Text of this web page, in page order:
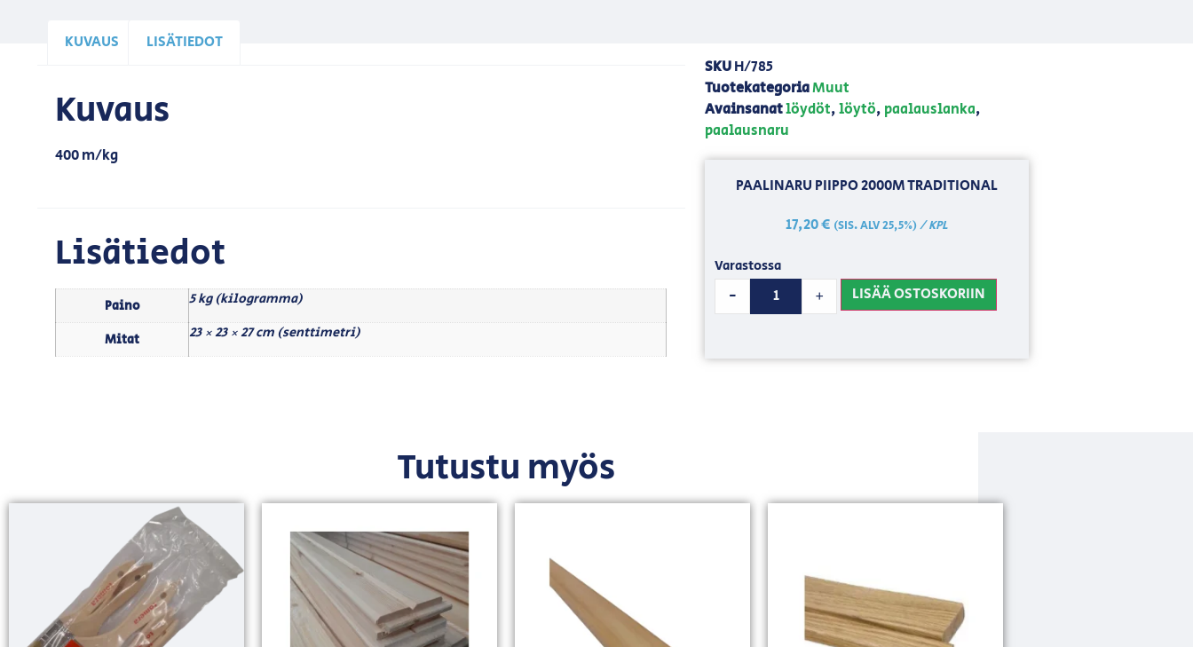
KUVAUS LISÄTIEDOT
Kuvaus
400 m/kg
Lisätiedot
Paino 5 kg (kilogramma)
Mitat 23 × 23 × 27 cm (senttimetri)
SKUH/785
TuotekategoriaMuut
Avainsanatlöydöt,löytö, paalauslanka,
paalausnaru
PAALINARU PIIPPO 2000M TRADITIONAL
17,20€ (SIS. ALV 25,5%)/ KPL
Varastossa
- + LISÄÄ OSTOSKORIIN
Tutustu myös